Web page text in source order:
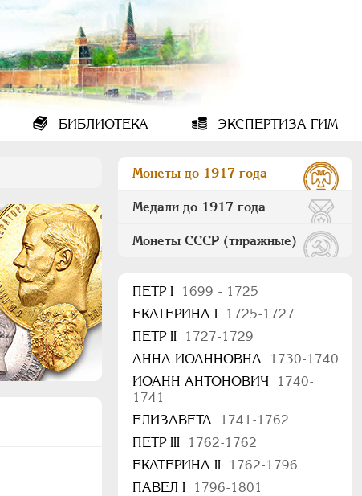
БИБЛИОТЕКА ЭКСПЕРТИЗА ГИМ
Монеты до 1917 года
Медали до 1917 года
Монеты СССР (тиражные)
ПEТР I
1699 - 1725
ЕКАТЕРИНА I
1725-1727
ПЕТР II
1727-1729
АННА ИОАННОВНА
1730-1740
ИОАНН АНТОНОВИЧ
1740-
1741
ЕЛИЗАВЕТА
1741-1762
ПЕТР III
1762-1762
ЕКАТЕРИНА II
1762-1796
ПАВЕЛ I
1796-1801